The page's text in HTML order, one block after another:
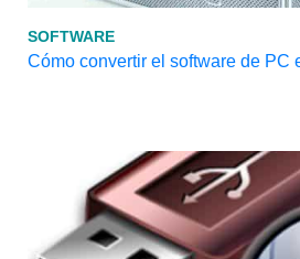
SOFTWARE
Cómo convertir el software de PC